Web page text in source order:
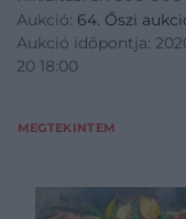
Aukció: 64. Őszi
Aukció időpontja:
20 18:00
MEGTEKINTEM